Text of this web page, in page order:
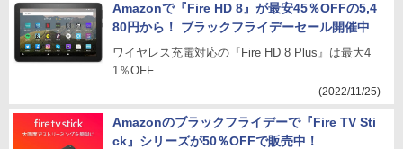
Amazonで『Fire HD 8』が最安45％OFFの5,4
80円から！ ブラックフライデーセール開催中
ワイヤレス充電対応の『Fire HD 8 Plus』は最大4
1％OFF
(2022/11/25)
Amazonのブラックフライデーで『Fire TV Sti
ck』シリーズが50％OFFで販売中！